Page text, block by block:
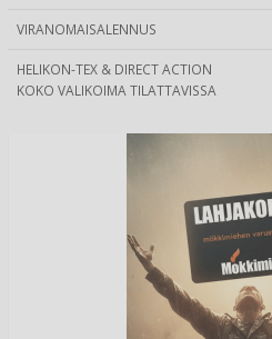
VIRANOMAISALENNUS
HELIKON-TEX & DIRECT ACTION
KOKO VALIKOIMA TILATTAVISSA